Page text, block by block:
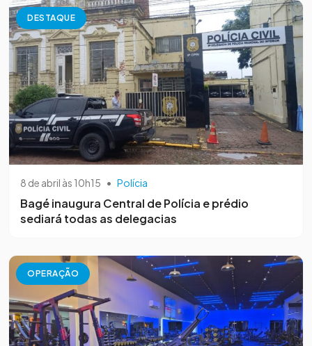
DESTAQUE
8 de abril às 10h15 • Polícia
Bagé inaugura Central de Polícia e prédio
sediará todas as delegacias
OPERAÇÃO